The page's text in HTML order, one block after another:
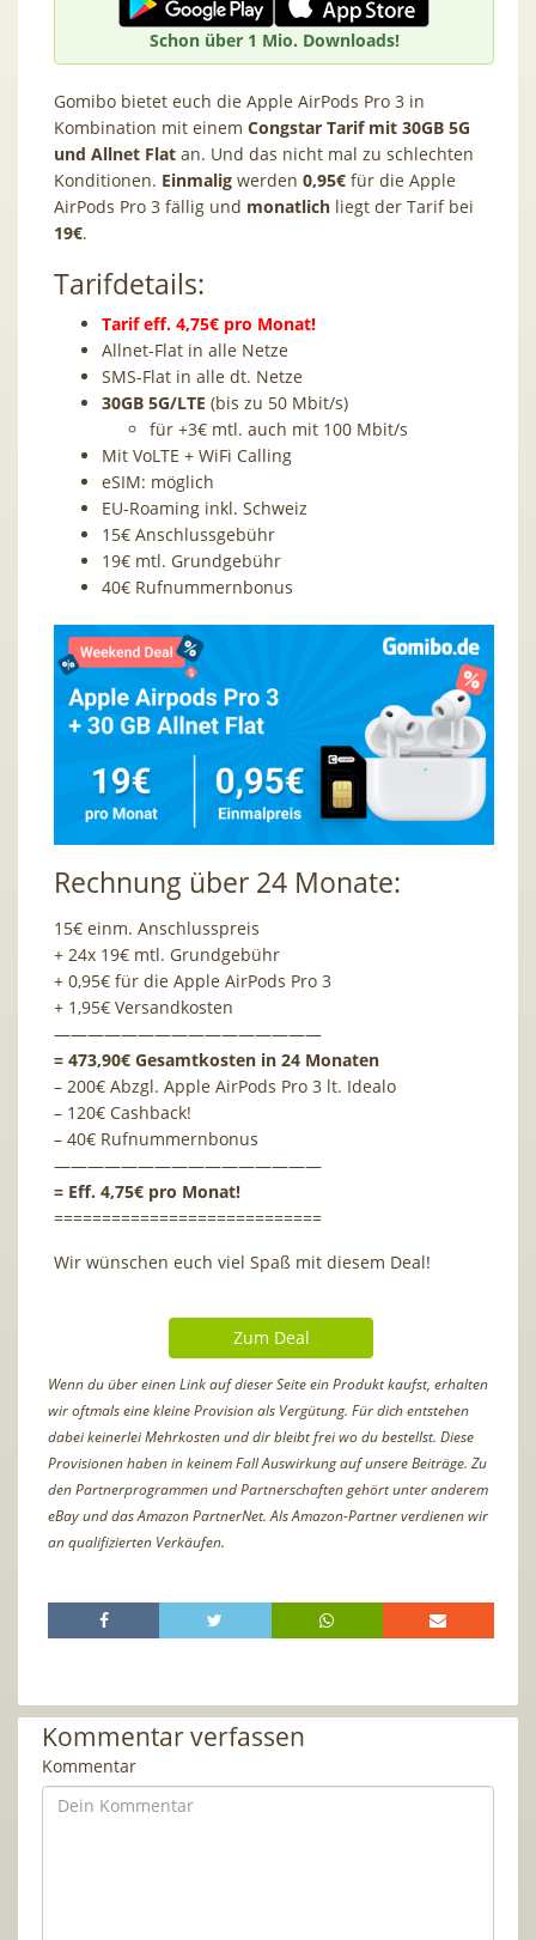
Schon über 1 Mio. Downloads!
Gomibo bietet euch die Apple AirPods Pro 3 in
Kombination mit einem Congstar Tarif mit 30GB 5G
und Allnet Flat an. Und das nicht mal zu schlechten
Konditionen. Einmalig werden 0,95€ für die Apple
AirPods Pro 3 fällig und monatlich liegt der Tarif bei
19€.
Tarifdetails:
Tarif eff. 4,75€ pro Monat!
Allnet-Flat in alle Netze
SMS-Flat in alle dt. Netze
30GB 5G/LTE (bis zu 50 Mbit/s)
für +3€ mtl. auch mit 100 Mbit/s
Mit VoLTE + WiFi Calling
eSIM: möglich
EU-Roaming inkl. Schweiz
15€ Anschlussgebühr
19€ mtl. Grundgebühr
40€ Rufnummernbonus
Rechnung über 24 Monate:
15€ einm. Anschlusspreis
+ 24x 19€ mtl. Grundgebühr
+ 0,95€ für die Apple AirPods Pro 3
+ 1,95€ Versandkosten
————————————————
= 473,90€ Gesamtkosten in 24 Monaten
– 200€ Abzgl. Apple AirPods Pro 3 lt. Idealo
– 120€ Cashback!
– 40€ Rufnummernbonus
————————————————
= Eff. 4,75€ pro Monat!
============================
Wir wünschen euch viel Spaß mit diesem Deal!
Zum Deal
Wenn du über einen Link auf dieser Seite ein Produkt kaufst, erhalten
wir oftmals eine kleine Provision als Vergütung. Für dich entstehen
dabei keinerlei Mehrkosten und dir bleibt frei wo du bestellst. Diese
Provisionen haben in keinem Fall Auswirkung auf unsere Beiträge. Zu
den Partnerprogrammen und Partnerschaften gehört unter anderem
eBay und das Amazon PartnerNet. Als Amazon-Partner verdienen wir
an qualifizierten Verkäufen.
Kommentar verfassen
Kommentar